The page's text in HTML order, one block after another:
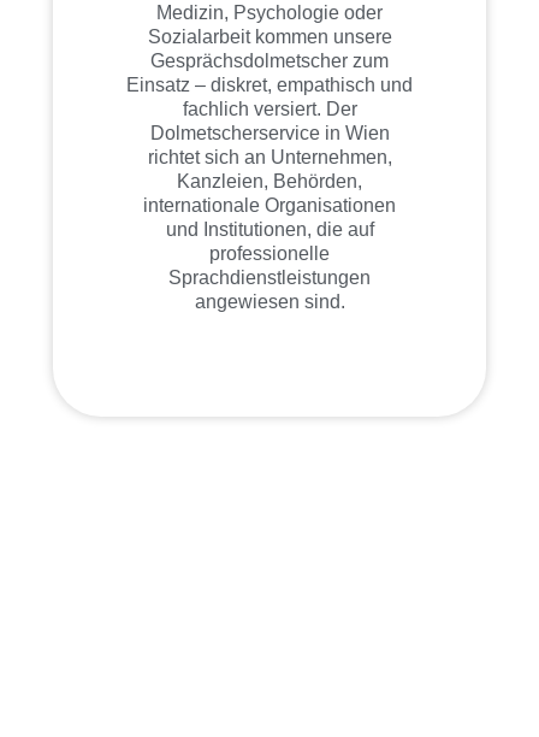
Medizin, Psychologie oder
Sozialarbeit kommen unsere
Gesprächsdolmetscher zum
Einsatz – diskret, empathisch und
fachlich versiert. Der
Dolmetscherservice in Wien
richtet sich an Unternehmen,
Kanzleien, Behörden,
internationale Organisationen
und Institutionen, die auf
professionelle
Sprachdienstleistungen
angewiesen sind.